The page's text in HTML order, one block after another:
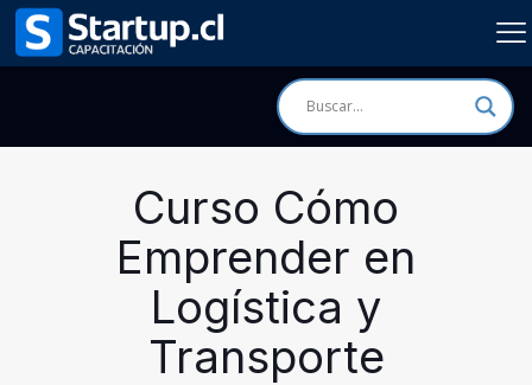
Curso Cómo
Emprender en
Logística y
Transporte